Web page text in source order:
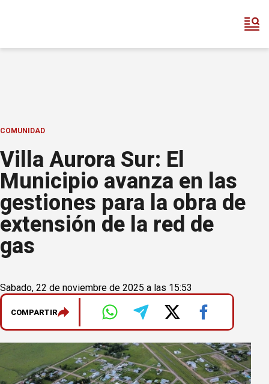
COMUNIDAD
Villa Aurora Sur: El
Municipio avanza en las
gestiones para la obra de
extensión de la red de
gas
Sabado, 22 de noviembre de 2025 a las 15:53
COMPARTIR